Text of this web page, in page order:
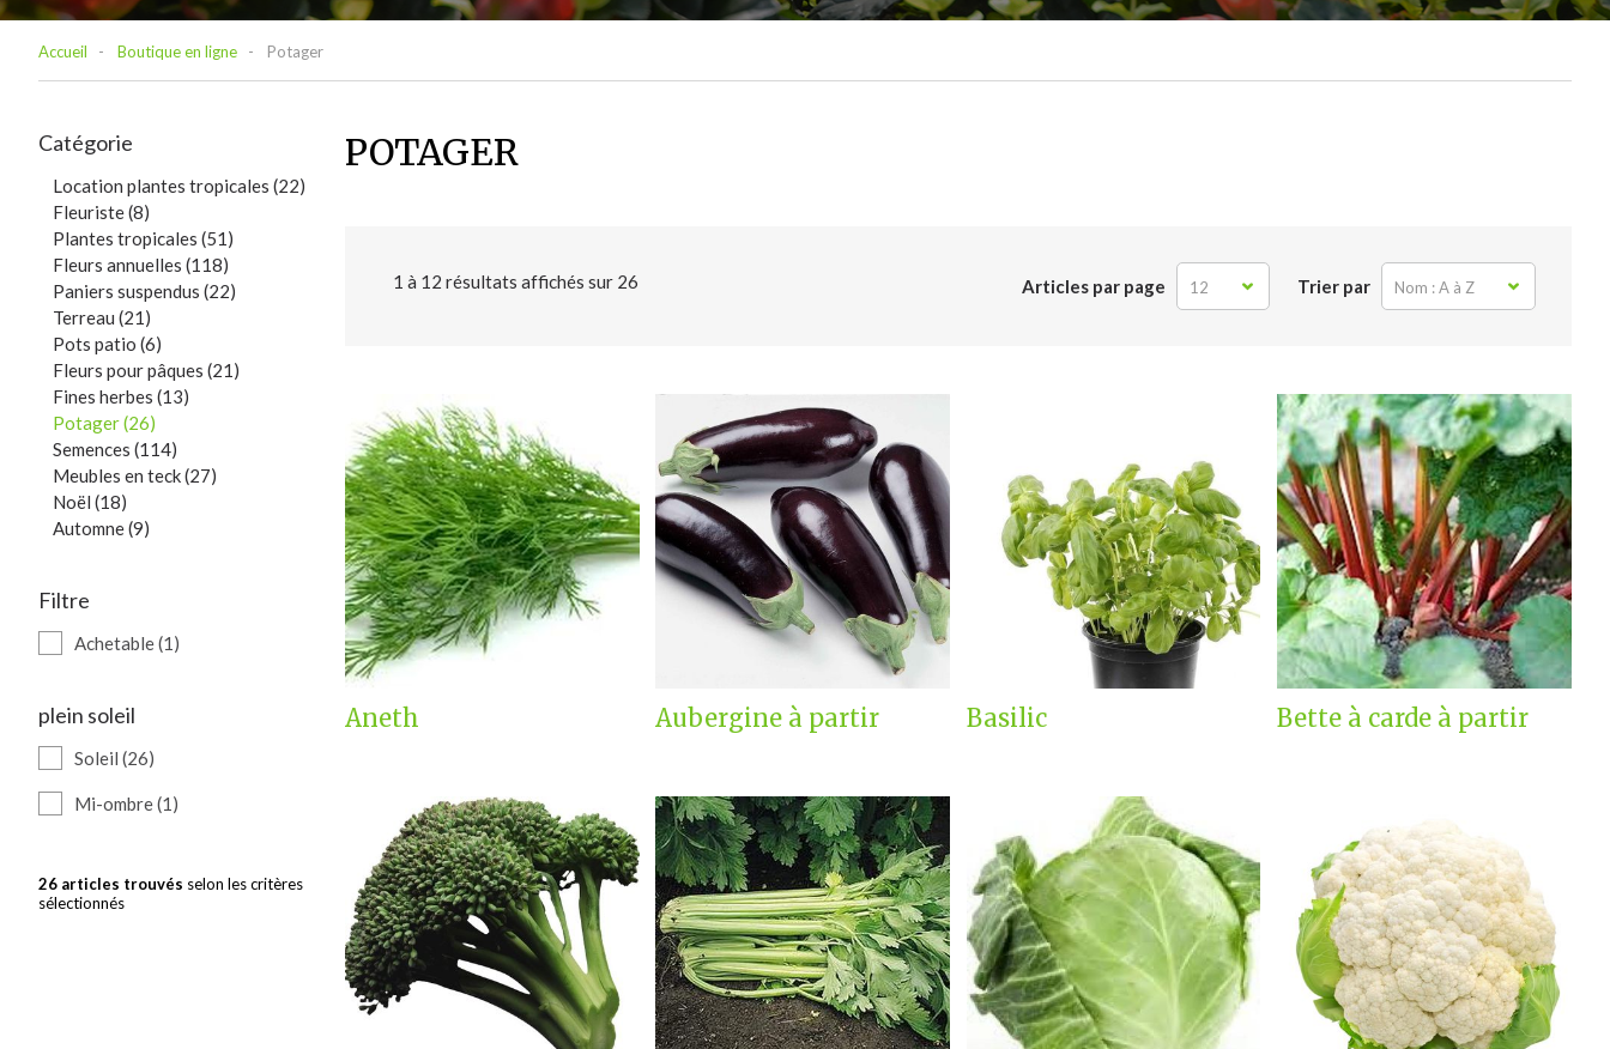
Accueil Boutique en ligne Potager
Catégorie
Location plantes tropicales (22)
Fleuriste (8)
Plantes tropicales (51)
Fleurs annuelles (118)
Paniers suspendus (22)
Terreau (21)
Pots patio (6)
Fleurs pour pâques (21)
Fines herbes (13)
Potager (26)
Semences (114)
Meubles en teck (27)
Noël (18)
Automne (9)
Filtre
Achetable (1)
plein soleil
Soleil (26)
Mi-ombre (1)
26 articles trouvés selon les critères
sélectionnés
POTAGER
1 à 12 résultats affichés sur 26 Articles par page 12 Trier par Nom : A à Z
Aneth Aubergine à partir Basilic Bette à carde à partir